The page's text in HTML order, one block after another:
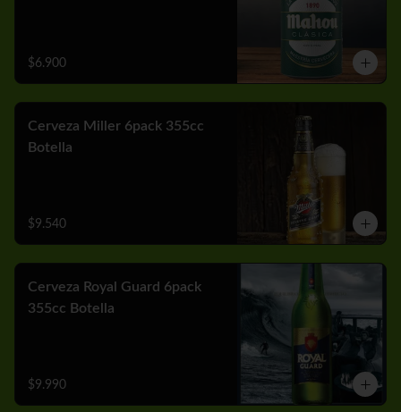
$6.900
Cerveza Miller 6pack 355cc
Botella
$9.540
Cerveza Royal Guard 6pack
355cc Botella
$9.990